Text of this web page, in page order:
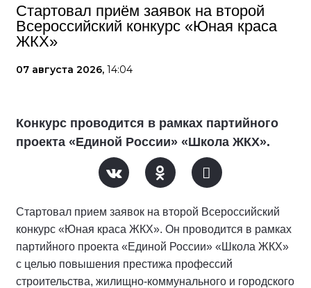
Стартовал приём заявок на второй
Всероссийский конкурс «Юная краса
ЖКХ»
07 августа 2026, 14:04
Конкурс проводится в рамках партийного
проекта «Единой России» «Школа ЖКХ».
Стартовал прием заявок на второй Всероссийский
конкурс «Юная краса ЖКХ». Он проводится в рамках
партийного проекта «Единой России» «Школа ЖКХ»
с целью повышения престижа профессий
строительства, жилищно-коммунального и городского